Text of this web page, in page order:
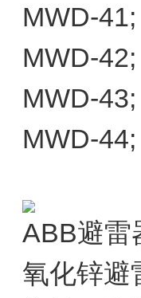
MWD-
MWD-
MWD-
MWD-
ABB避雷
氧化锌避